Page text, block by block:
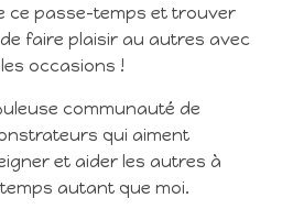
ce passe-temps et trouver
faire plaisir au autres avec
occasions !
communauté de
qui aiment
et aider les autres à
autant que moi.